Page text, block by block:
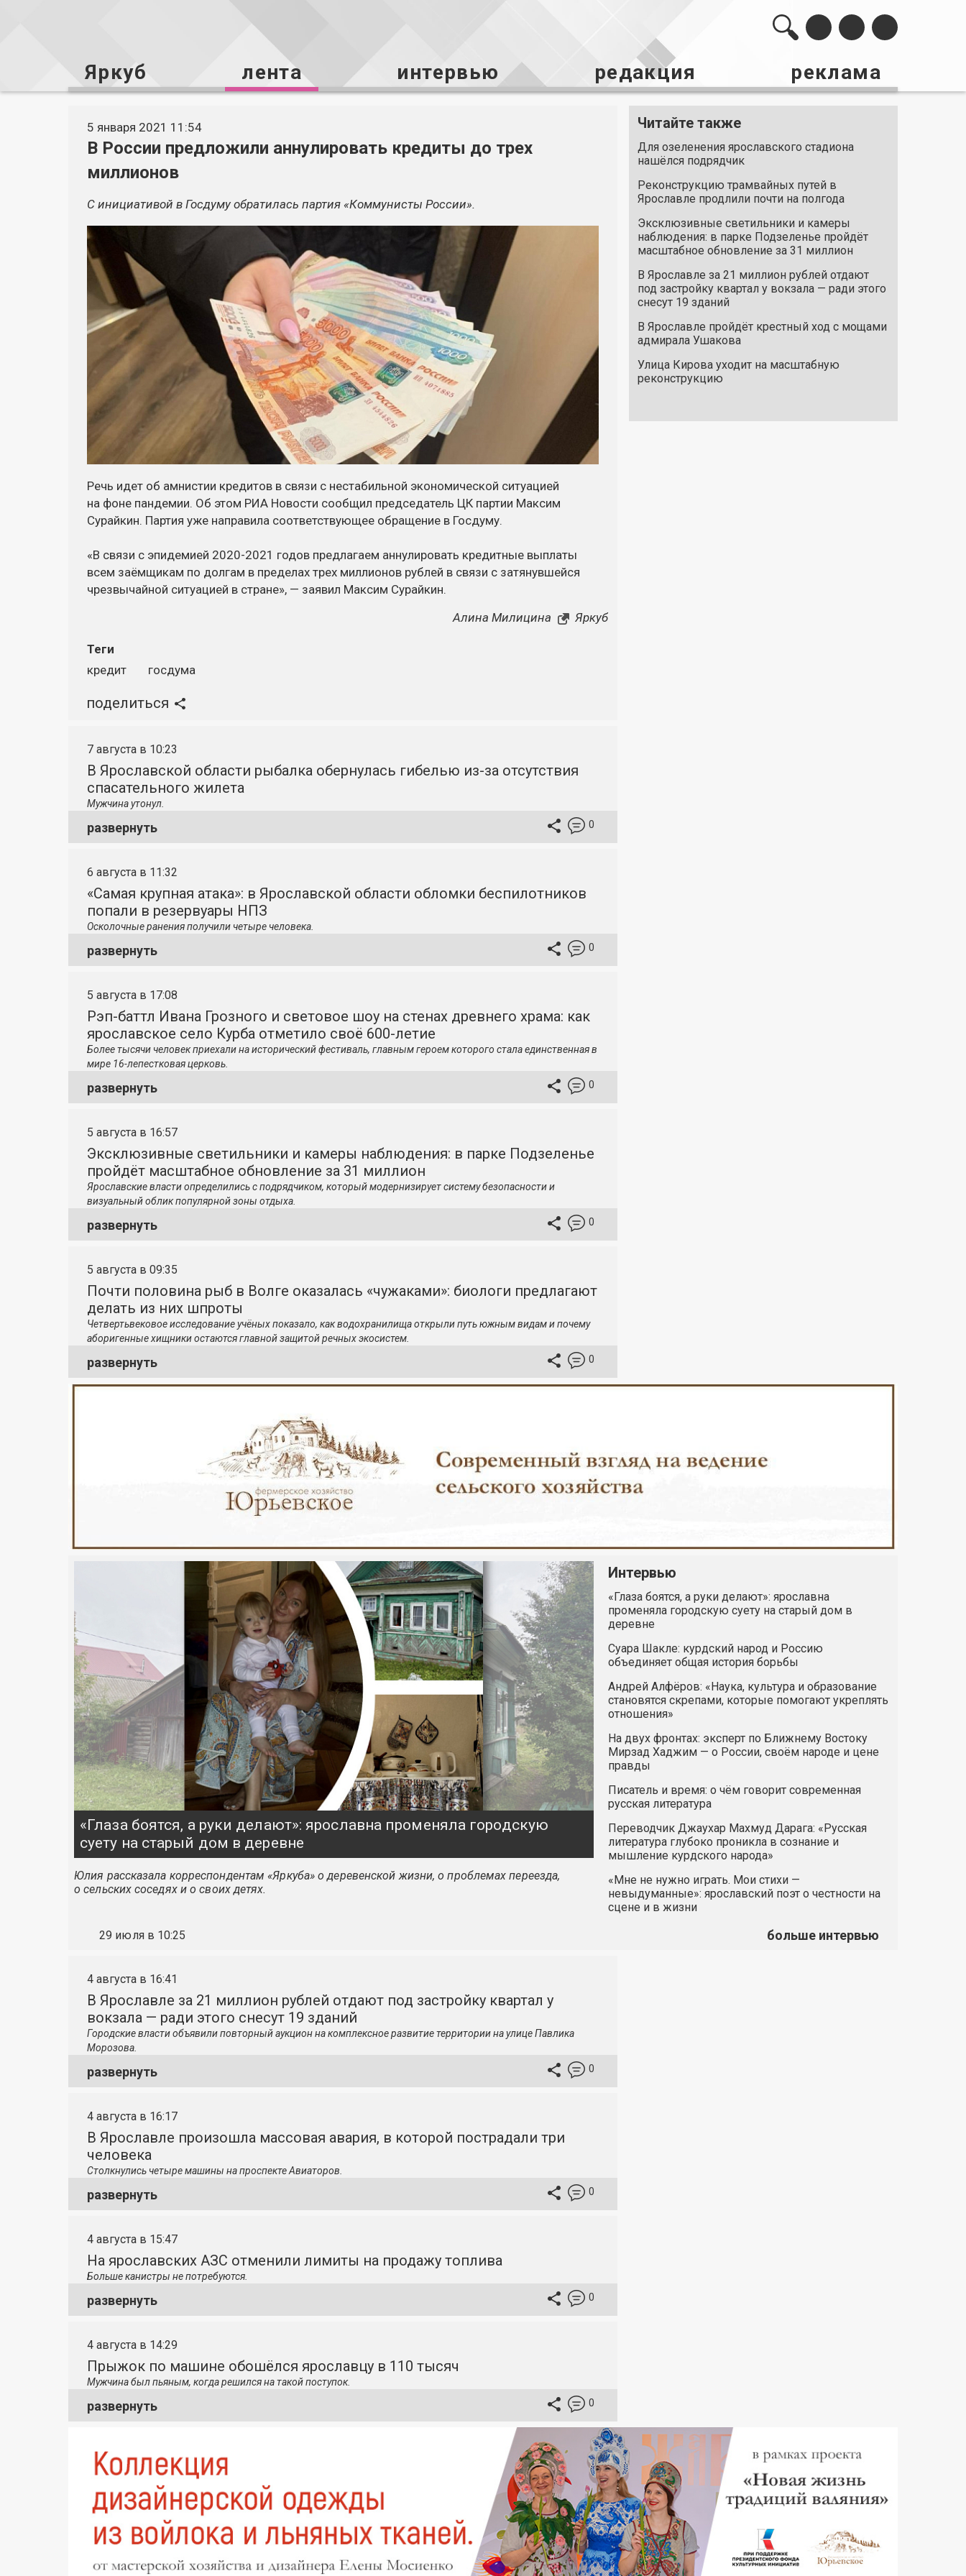
Яркуб лента интервью редакция реклама
5 января 2021 11:54
В России предложили аннулировать кредиты до трех
миллионов
С инициативой в Госдуму обратилась партия «Коммунисты России».
Речь идет об амнистии кредитов в связи с нестабильной экономической ситуацией
на фоне пандемии. Об этом РИА Новости сообщил председатель ЦК партии Максим
Сурайкин. Партия уже направила соответствующее обращение в Госдуму.
«В связи с эпидемией 2020-2021 годов предлагаем аннулировать кредитные выплаты
всем заёмщикам по долгам в пределах трех миллионов рублей в связи с затянувшейся
чрезвычайной ситуацией в стране», — заявил Максим Сурайкин.
Алина Милицина
Яркуб
Теги
кредит
госдума
поделиться
Читайте также
Для озеленения ярославского стадиона
нашёлся подрядчик
Реконструкцию трамвайных путей в
Ярославле продлили почти на полгода
Эксклюзивные светильники и камеры
наблюдения: в парке Подзеленье пройдёт
масштабное обновление за 31 миллион
В Ярославле за 21 миллион рублей отдают
под застройку квартал у вокзала — ради этого
снесут 19 зданий
В Ярославле пройдёт крестный ход с мощами
адмирала Ушакова
Улица Кирова уходит на масштабную
реконструкцию
7 августа в 10:23
В Ярославской области рыбалка обернулась гибелью из-за отсутствия
спасательного жилета
Мужчина утонул.
развернуть 0
6 августа в 11:32
«Самая крупная атака»: в Ярославской области обломки беспилотников
попали в резервуары НПЗ
Осколочные ранения получили четыре человека.
развернуть 0
5 августа в 17:08
Рэп-баттл Ивана Грозного и световое шоу на стенах древнего храма: как
ярославское село Курба отметило своё 600-летие
Более тысячи человек приехали на исторический фестиваль, главным героем которого стала единственная в
мире 16-лепестковая церковь.
развернуть 0
5 августа в 16:57
Эксклюзивные светильники и камеры наблюдения: в парке Подзеленье
пройдёт масштабное обновление за 31 миллион
Ярославские власти определились с подрядчиком, который модернизирует систему безопасности и
визуальный облик популярной зоны отдыха.
развернуть 0
5 августа в 09:35
Почти половина рыб в Волге оказалась «чужаками»: биологи предлагают
делать из них шпроты
Четвертьвековое исследование учёных показало, как водохранилища открыли путь южным видам и почему
аборигенные хищники остаются главной защитой речных экосистем.
развернуть 0
«Глаза боятся, а руки делают»: ярославна променяла городскую
суету на старый дом в деревне
Юлия рассказала корреспондентам «Яркуба» о деревенской жизни, о проблемах переезда,
о сельских соседях и о своих детях.
29 июля в 10:25
Интервью
«Глаза боятся, а руки делают»: ярославна
променяла городскую суету на старый дом в
деревне
Суара Шакле: курдский народ и Россию
объединяет общая история борьбы
Андрей Алфёров: «Наука, культура и образование
становятся скрепами, которые помогают укреплять
отношения»
На двух фронтах: эксперт по Ближнему Востоку
Мирзад Хаджим — о России, своём народе и цене
правды
Писатель и время: о чём говорит современная
русская литература
Переводчик Джаухар Махмуд Дарага: «Русская
литература глубоко проникла в сознание и
мышление курдского народа»
«Мне не нужно играть. Мои стихи —
невыдуманные»: ярославский поэт о честности на
сцене и в жизни
больше интервью
4 августа в 16:41
В Ярославле за 21 миллион рублей отдают под застройку квартал у
вокзала — ради этого снесут 19 зданий
Городские власти объявили повторный аукцион на комплексное развитие территории на улице Павлика
Морозова.
развернуть 0
4 августа в 16:17
В Ярославле произошла массовая авария, в которой пострадали три
человека
Столкнулись четыре машины на проспекте Авиаторов.
развернуть 0
4 августа в 15:47
На ярославских АЗС отменили лимиты на продажу топлива
Больше канистры не потребуются.
развернуть 0
4 августа в 14:29
Прыжок по машине обошёлся ярославцу в 110 тысяч
Мужчина был пьяным, когда решился на такой поступок.
развернуть 0